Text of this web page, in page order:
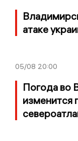
атаке
05/08 20:00
Погода во
изменится